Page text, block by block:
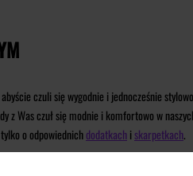
czuli się wygodnie i jednocześnie
z Was czuł się modnie i komfortowo w
o odpowiednichdodatkachiskarpetkach.